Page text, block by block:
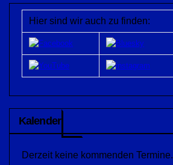
Hier sind wir auch zu finden:
Kalender
Derzeit keine kommenden Termine.